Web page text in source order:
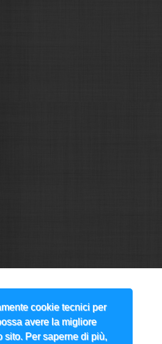
cookie tecnici per
avere la migliore
sito. Per saperne di più,